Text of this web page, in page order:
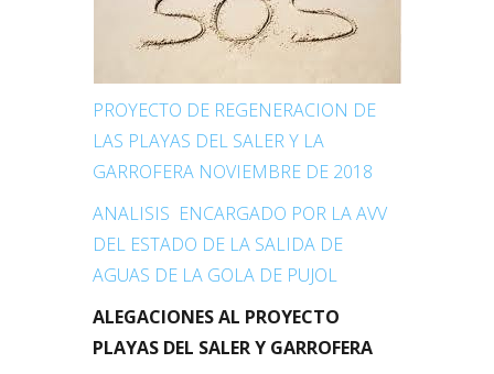
PROYECTO DE REGENERACION DE
LAS PLAYAS DEL SALER Y LA
GARROFERA NOVIEMBRE DE 2018
ANALISIS ENCARGADO POR LA AVV
DEL ESTADO DE LA SALIDA DE
AGUAS DE LA GOLA DE PUJOL
ALEGACIONES AL PROYECTO
PLAYAS DEL SALER Y GARROFERA